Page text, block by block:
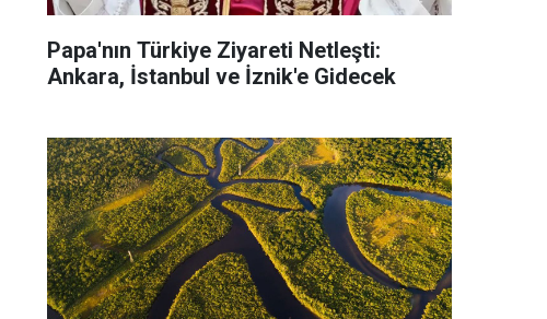
Papa'nın Türkiye Ziyareti Netleşti:
Ankara, İstanbul ve İznik'e Gidecek